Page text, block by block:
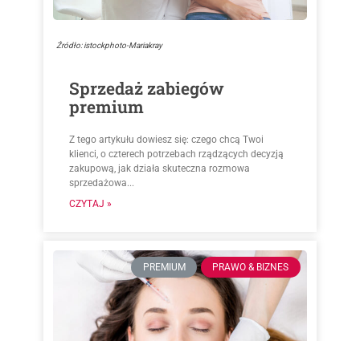
Źródło: istockphoto-Mariakray
Sprzedaż zabiegów
premium
Z tego artykułu dowiesz się: czego chcą Twoi
klienci, o czterech potrzebach rządzących decyzją
zakupową, jak działa skuteczna rozmowa
sprzedażowa...
CZYTAJ »
PREMIUM PRAWO & BIZNES